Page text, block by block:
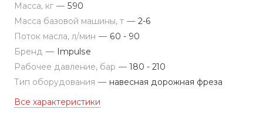
Масса, кг — 590
Масса базовой машины, т — 2-6
Поток масла, л/мин — 60 - 90
Бренд — Impulse
Рабочее давление, бар — 180 - 210
Тип оборудования — навесная дорожная фреза
Все характеристики